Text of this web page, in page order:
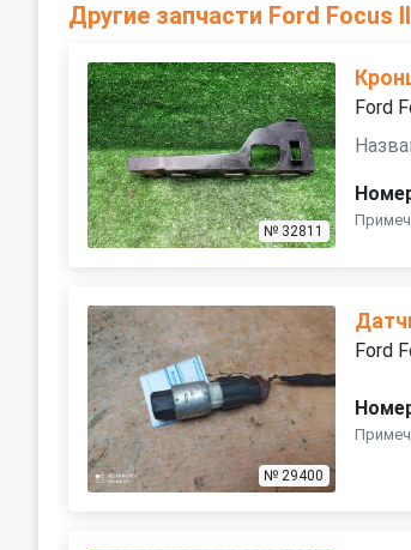
Другие запчасти Ford Focus
№ 32811
Ford
№ 29400
Ford